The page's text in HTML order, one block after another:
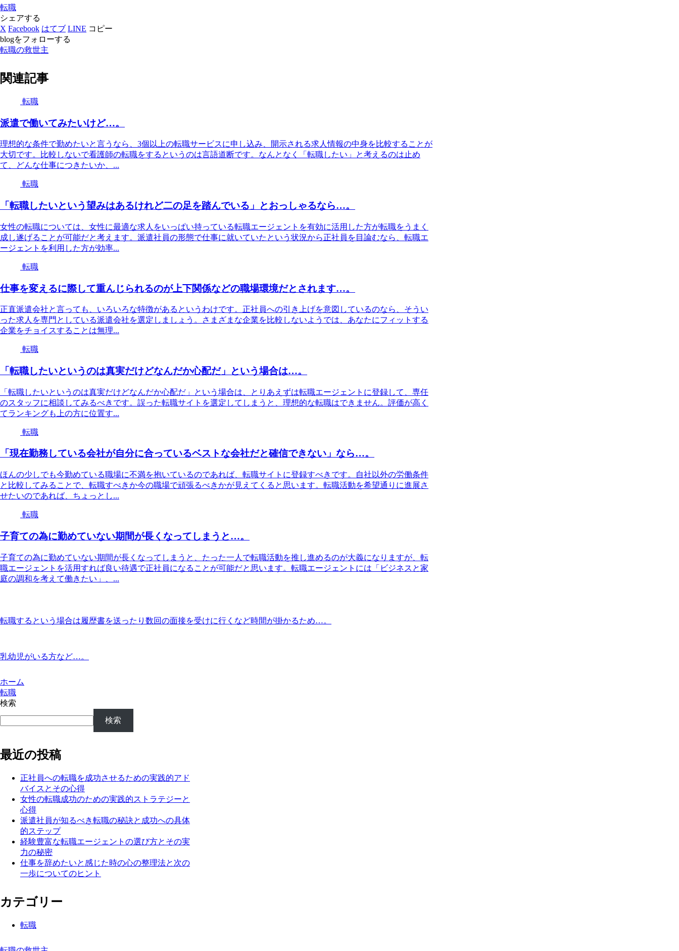
転職
シェアする
X Facebook はてブ LINE コピー
blogをフォローする
転職の救世主
関連記事
転職
派遣で働いてみたいけど…。
理想的な条件で勤めたいと言うなら、3個以上の転職サービスに申し込み、開示される求人情報の中身を比較することが
大切です。比較しないで看護師の転職をするというのは言語道断です。なんとなく「転職したい」と考えるのは止め
て、どんな仕事につきたいか、...
転職
「転職したいという望みはあるけれど二の足を踏んでいる」とおっしゃるなら…。
女性の転職については、女性に最適な求人をいっぱい持っている転職エージェントを有効に活用した方が転職をうまく
成し遂げることが可能だと考えます。派遣社員の形態で仕事に就いていたという状況から正社員を目論むなら、転職エ
ージェントを利用した方が効率...
転職
仕事を変えるに際して重んじられるのが上下関係などの職場環境だとされます…。
正直派遣会社と言っても、いろいろな特徴があるというわけです。正社員への引き上げを意図しているのなら、そうい
った求人を専門としている派遣会社を選定しましょう。さまざまな企業を比較しないようでは、あなたにフィットする
企業をチョイスすることは無理...
転職
「転職したいというのは真実だけどなんだか心配だ」という場合は…。
「転職したいというのは真実だけどなんだか心配だ」という場合は、とりあえずは転職エージェントに登録して、専任
のスタッフに相談してみるべきです。誤った転職サイトを選定してしまうと、理想的な転職はできません。評価が高く
てランキングも上の方に位置す...
転職
「現在勤務している会社が自分に合っているベストな会社だと確信できない」なら…。
ほんの少しでも今勤めている職場に不満を抱いているのであれば、転職サイトに登録すべきです。自社以外の労働条件
と比較してみることで、転職すべきか今の職場で頑張るべきかが見えてくると思います。転職活動を希望通りに進展さ
せたいのであれば、ちょっとし...
転職
子育ての為に勤めていない期間が長くなってしまうと…。
子育ての為に勤めていない期間が長くなってしまうと、たった一人で転職活動を推し進めるのが大義になりますが、転
職エージェントを活用すれば良い待遇で正社員になることが可能だと思います。転職エージェントには「ビジネスと家
庭の調和を考えて働きたい」、...
転職するという場合は履歴書を送ったり数回の面接を受けに行くなど時間が掛かるため…。
乳幼児がいる方など…。
ホーム
転職
検索
検索
最近の投稿
正社員への転職を成功させるための実践的アド
バイスとその心得
女性の転職成功のための実践的ストラテジーと
心得
派遣社員が知るべき転職の秘訣と成功への具体
的ステップ
経験豊富な転職エージェントの選び方とその実
力の秘密
仕事を辞めたいと感じた時の心の整理法と次の
一歩についてのヒント
カテゴリー
転職